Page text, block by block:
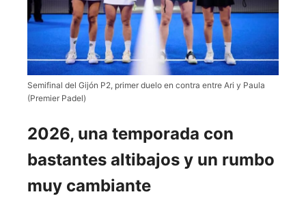
Semifinal del Gijón P2, primer duelo en contra entre Ari y Paula
(Premier Padel)
2026, una temporada con
bastantes altibajos y un rumbo
muy cambiante